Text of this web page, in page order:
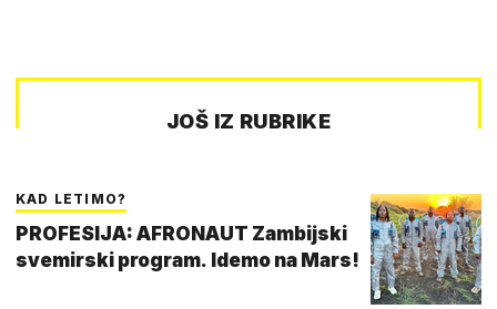
JOŠ IZ RUBRIKE
KAD LETIMO?
PROFESIJA: AFRONAUT Zambijski
svemirski program. Idemo na Mars!